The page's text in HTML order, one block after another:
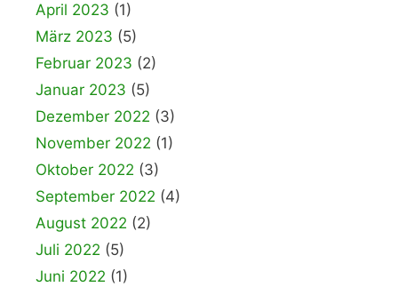
April 2023 (1)
März 2023 (5)
Februar 2023 (2)
Januar 2023 (5)
Dezember 2022 (3)
November 2022 (1)
Oktober 2022 (3)
September 2022 (4)
August 2022 (2)
Juli 2022 (5)
Juni 2022 (1)